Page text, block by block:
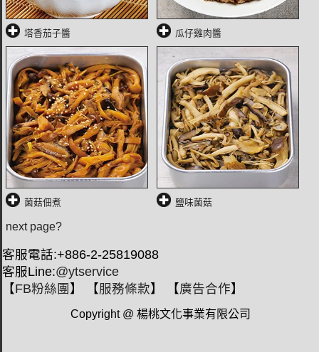
塔香茄子醬 瓜仔雞肉醬
菌菇佃煮 鹽味菌菇
next page?
客服電話:+886-2-25819088
客服Line:@ytservice
【FB粉絲團 】 【服務條款】 【廣告合作】
Copyright @ 楊桃文化事業有限公司